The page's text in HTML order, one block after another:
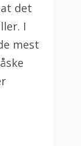
det
I
mest